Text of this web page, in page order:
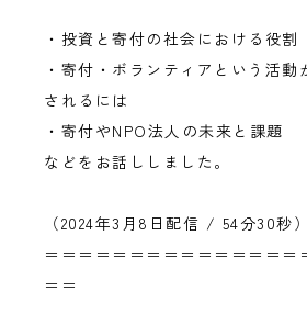
・投資と寄付の社会における役割
・寄付・ボランティアという活動
されるには
・寄付やNPO法人の未来と課題
などをお話ししました。
（2024年3月8日配信 / 54分30秒）
＝＝＝＝＝＝＝＝＝＝＝＝＝＝＝
＝＝